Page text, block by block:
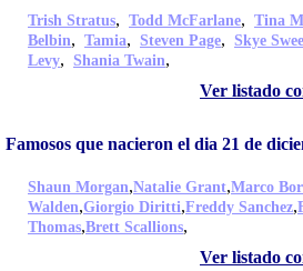
Trish Stratus, Todd McFarlane, Tina
Belbin, Tamia, Steven Page, Skye
Levy, Shania Twain,
Ver listado
Famosos que nacieron el dia 21 de
Shaun Morgan,Natalie Grant,Marco
Walden,Giorgio Diritti,Freddy Sanchez,
Thomas,Brett Scallions,
Ver listado